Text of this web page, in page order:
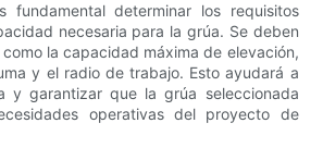
fundamental determinar los requisitos
necesaria para la grúa. Se deben
la capacidad máxima de elevación,
y el radio de trabajo. Esto ayudará a
y garantizar que la grúa seleccionada
operativas del proyecto de